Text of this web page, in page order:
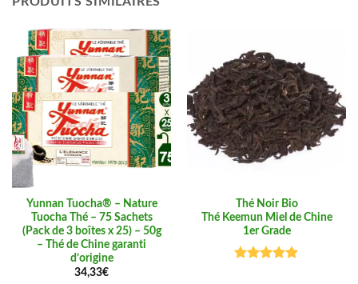
Yunnan Tuocha® – Nature
Tuocha Thé – 75 Sachets
(Pack de 3 boîtes x 25) – 50g
– Thé de Chine garanti
d’origine
34,33€
Thé Noir Bio
Thé Keemun Miel de Chine
1er Grade